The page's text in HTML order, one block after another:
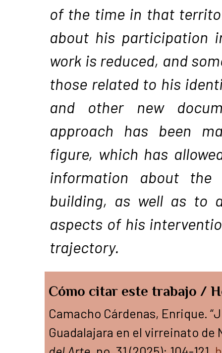
of the time in that
about his participation
work is reduced, and
those related to his
and other new
approach has been
figure, which has
information about
building, as well as to
aspects of his
trajectory.
Cómo citar este trabajo /
Camacho Cárdenas, Enrique.
Guadalajara en el virreinato de